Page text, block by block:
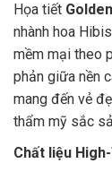
Họa tiết
nhành hoa
mềm mại theo
phản giữa nền
mang đến vẻ
thẩm mỹ sắc
Chất liệu